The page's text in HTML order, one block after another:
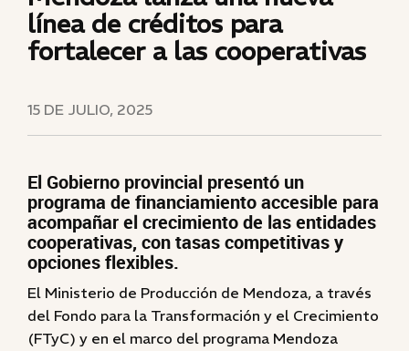
línea de créditos para
fortalecer a las cooperativas
15 DE JULIO, 2025
El Gobierno provincial presentó un
programa de financiamiento accesible para
acompañar el crecimiento de las entidades
cooperativas, con tasas competitivas y
opciones flexibles.
El Ministerio de Producción de Mendoza, a través
del Fondo para la Transformación y el Crecimiento
(FTyC) y en el marco del programa Mendoza